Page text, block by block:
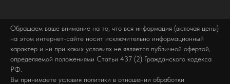
Обращаем ваше внимание на то, что вся информация (включая цены)
на этом интернет-сайте носит исключительно информационный
характер и ни при каких условиях не является публичной офертой,
определяемой положениями Статьи 437 (2) Гражданского кодекса
РФ.
Вы принимаете условия политики в отношении обработки